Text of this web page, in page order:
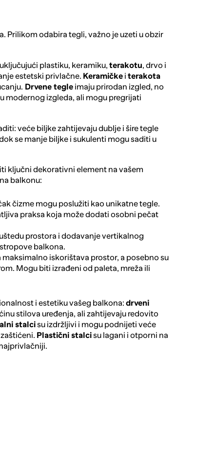
Prilikom odabira tegli, važno je uzeti u obzir
plastiku, keramiku, terakotu, drvo i
estetski privlačne. Keramičke i terakota
Drvene tegle imaju prirodan izgled, no
modernog izgleda, ali mogu pregrijati
veće biljke zahtijevaju dublje i šire tegle
se manje biljke i sukulenti mogu saditi u
ključni dekorativni element na vašem
balkonu:
čizme mogu poslužiti kao unikatne tegle.
praksa koja može dodati osobni pečat
prostora i dodavanje vertikalnog
balkona.
iskorištava prostor, a posebno su
Mogu biti izrađeni od paleta, mreža ili
i estetiku vašeg balkona: drveni
stilova uređenja, ali zahtijevaju redovito
stalcisu izdržljivi i mogu podnijeti veće
Plastični stalcisu lagani i otporni na